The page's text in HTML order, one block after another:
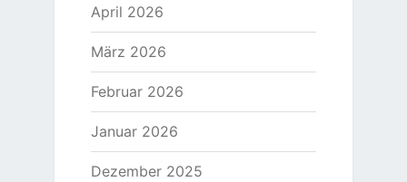
April 2026
März 2026
Februar 2026
Januar 2026
Dezember 2025